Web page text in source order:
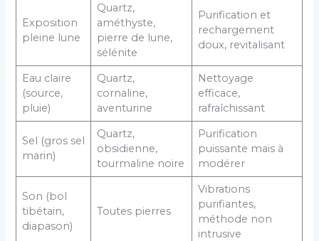
Exposition
pleine lune
Quartz,
améthyste,
pierre de lune,
sélénite
Purification et
rechargement
doux, revitalisant
Eau claire
(source,
pluie)
Quartz,
cornaline,
aventurine
Nettoyage
efficace,
rafraîchissant
Sel (gros sel
marin)
Quartz,
obsidienne,
tourmaline noire
Purification
puissante mais à
modérer
Son (bol
tibétain,
diapason)
Toutes pierres
Vibrations
purifiantes,
méthode non
intrusive